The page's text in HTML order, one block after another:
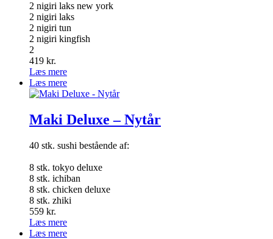
2 nigiri laks new york
2 nigiri laks
2 nigiri tun
2 nigiri kingfish
2
419 kr.
Læs mere
Læs mere
Maki Deluxe – Nytår
40 stk. sushi bestående af:
8 stk. tokyo deluxe
8 stk. ichiban
8 stk. chicken deluxe
8 stk. zhiki
559 kr.
Læs mere
Læs mere